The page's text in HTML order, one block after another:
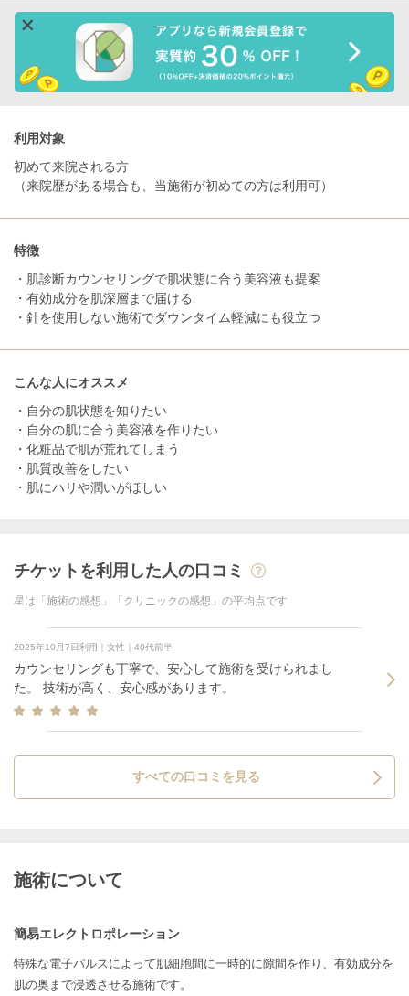
利用対象
初めて来院される方
（来院歴がある場合も、当施術が初めての方は利用可）
特徴
・肌診断カウンセリングで肌状態に合う美容液も提案
・有効成分を肌深層まで届ける
・針を使用しない施術でダウンタイム軽減にも役立つ
こんな人にオススメ
・自分の肌状態を知りたい
・自分の肌に合う美容液を作りたい
・化粧品で肌が荒れてしまう
・肌質改善をしたい
・肌にハリや潤いがほしい
チケットを利用した人の口コミ
星は「施術の感想」「クリニックの感想」の平均点です
2025年10月7日利用｜女性｜40代前半
カウンセリングも丁寧で、安心して施術を受けられまし
た。 技術が高く、安心感があります。
すべての口コミを見る
施術について
簡易エレクトロポレーション
特殊な電子パルスによって肌細胞間に一時的に隙間を作り、有効成分を
肌の奥まで浸透させる施術です。